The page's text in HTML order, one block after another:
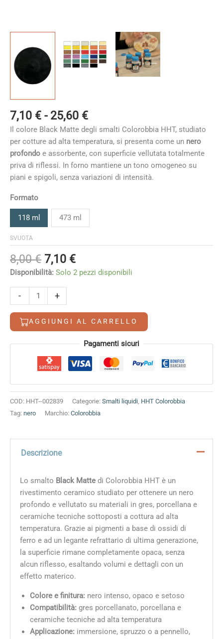
7,10 € - 25,60 €Fascia
di
prezzo:
da
7,10 €
a
Il colore Black Matte degli smalti Colorobbia HHT, studiato
per cotture ad alta temperatura, si presenta come un nero
profondo e assorbente, con superficie vellutata totalmente
priva di riflessi. In forno mantiene un tono omogeneo su
piani e spigoli, senza variazioni di intensità.
Formato
118 ml 473 ml
SVUOTA
8,00€ Il
prezzo
era:
8,00 €.
7,10 €Il
prezzo
Disponibilità: Solo 2 pezzi disponibili
-
Matte
quantità
+
AGGIUNGI AL CARRELLO
Alternative: Pagamenti sicuri
COD: HHT--002839 Categorie: Smalti liquidi HHT Colorobbia
Tag: nero Marchio: Colorobbia
Descrizione
Lo smalto Black Mattedi Colorobbia HHT è un
rivestimento ceramico studiato per ottenere un nero
profondo e vellutato su materiali in gres, porcellana e
ceramiche tecniche sottoposti a cottura ad alta
temperatura. Grazie ai pigmenti a base di ossidi di
ferro e ad un legante refrattario di ultima generazione,
la superficie rimane completamente opaca, senza
alcun riflesso, esaltando volumi e dettagli con un
effetto materico.
Colore e finitura: nero intenso, opaco e setoso
Compatibilità: gres porcellanato, porcellana e
ceramiche tecniche ad alta temperatura
Applicazione: immersione, spruzzo o a pennello,